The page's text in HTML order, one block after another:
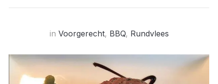
in Voorgerecht, BBQ, Rundvlees